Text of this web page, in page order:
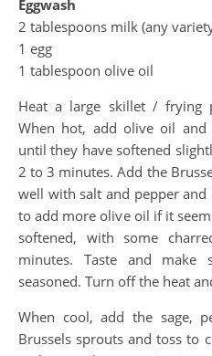
Eggwash
2 tablespoons milk (any
1 egg
1 tablespoon olive oil
Heat a large skillet / frying
When hot, add olive oil and
until they have softened
2 to 3 minutes. Add the
well with salt and pepper
to add more olive oil if it
softened, with some
minutes. Taste and
seasoned. Turn off the heat
When cool, add the sage,
Brussels sprouts and toss to